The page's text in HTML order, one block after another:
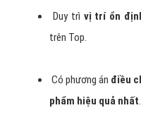
Duy trì vị trí ổn
trên Top.
Có phương án điều
phẩm hiệu quả nhất.